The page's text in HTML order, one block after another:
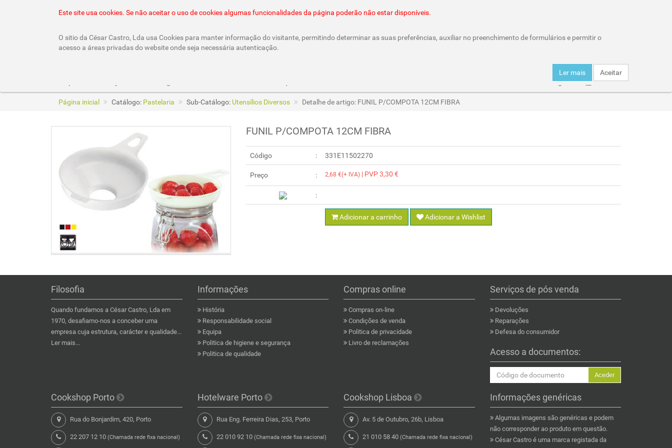
Carro de compras : 0 item
Entregas Horários
Este site usa cookies. Se não aceitar o uso de cookies algumas funcionalidades da página poderão não estar disponíveis.
O sitio da César Castro, Lda usa Cookies para manter informação do visitante, permitindo determinar as suas preferências, auxiliar no preenchimento de formulários e permitir o
acesso a áreas privadas do website onde seja necessária autenticação.
Ler mais Aceitar
Página inicial Catálogo: Pastelaria Sub-Catálogo: Utensílios Diversos Detalhe de artigo: FUNIL P/COMPOTA 12CM FIBRA
FUNIL P/COMPOTA 12CM FIBRA
Código 331E11502270
Preço 2,68 €(+ IVA) | PVP 3,30 €
Adicionar a carrinho Adicionar a Wishlist
Filosofia
Quando fundamos a César Castro, Lda em
1970, desafiamo-nos a conceber uma
empresa cuja estrutura, carácter e qualidade...
Ler mais...
Informações
História
Responsabilidade social
Equipa
Politica de higiene e segurança
Politica de qualidade
Compras online
Compras on-line
Condições de venda
Politica de privacidade
Livro de reclamações
Serviços de pós venda
Devoluções
Reparações
Defesa do consumidor
Acesso a documentos:
Aceder
Cookshop Porto
Rua do Bonjardim, 420, Porto
22 207 12 10 (Chamada rede fixa nacional)
Hotelware Porto
Rua Eng. Ferreira Dias, 253, Porto
22 010 92 10 (Chamada rede fixa nacional)
Cookshop Lisboa
Av. 5 de Outubro, 26b, Lisboa
21 010 58 40 (Chamada rede fixa nacional)
Informações genéricas
Algumas imagens são genéricas e podem
não corresponder ao produto em questão.
César Castro é uma marca registada da